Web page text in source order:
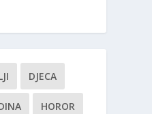
DJECA
HOROR